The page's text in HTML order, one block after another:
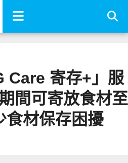
Care 寄存+」服
間可寄放食材至
食材保存困擾